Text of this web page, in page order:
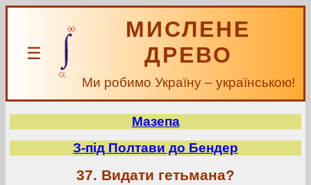
☰
МИСЛЕНЕ
ДРЕВО
Ми робимо Україну – українською!
Мазепа
З-під Полтави до Бендер
37. Видати гетьмана?